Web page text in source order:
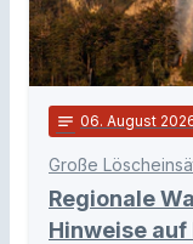
notes 06. August
Große
Regionale
Hinweise